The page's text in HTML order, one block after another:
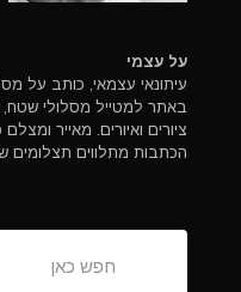
על עצמי
עיתונאי עצמאי, כותב על
באתר למטייל מסלולי
ציורים ואיורים. מאייר
הכתבות מתלווים תצלומים